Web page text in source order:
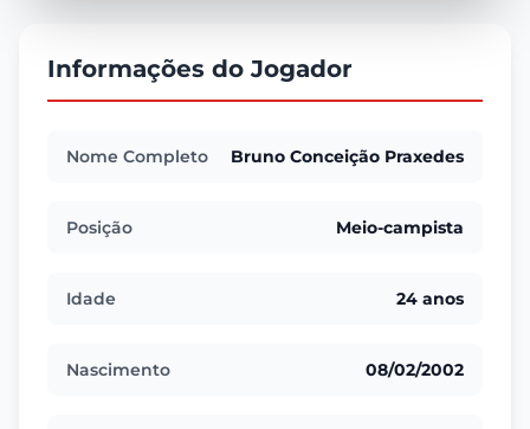
Informações do Jogador
Nome Completo Bruno Conceição Praxedes
Posição Meio-campista
Idade 24 anos
Nascimento 08/02/2002